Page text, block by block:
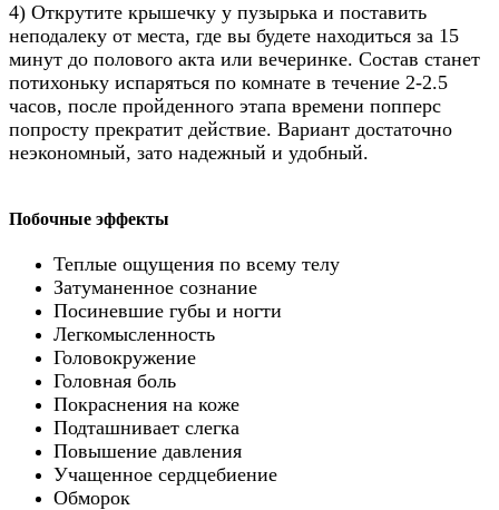
4) Открутите крышечку у пузырька и поставить
неподалеку от места, где вы будете находиться за 15
минут до полового акта или вечеринке. Состав станет
потихоньку испаряться по комнате в течение 2-2.5
часов, после пройденного этапа времени попперс
попросту прекратит действие. Вариант достаточно
неэкономный, зато надежный и удобный.
Побочные эффекты
Теплые ощущения по всему телу
Затуманенное сознание
Посиневшие губы и ногти
Легкомысленность
Головокружение
Головная боль
Покраснения на коже
Подташнивает слегка
Повышение давления
Учащенное сердцебиение
Обморок